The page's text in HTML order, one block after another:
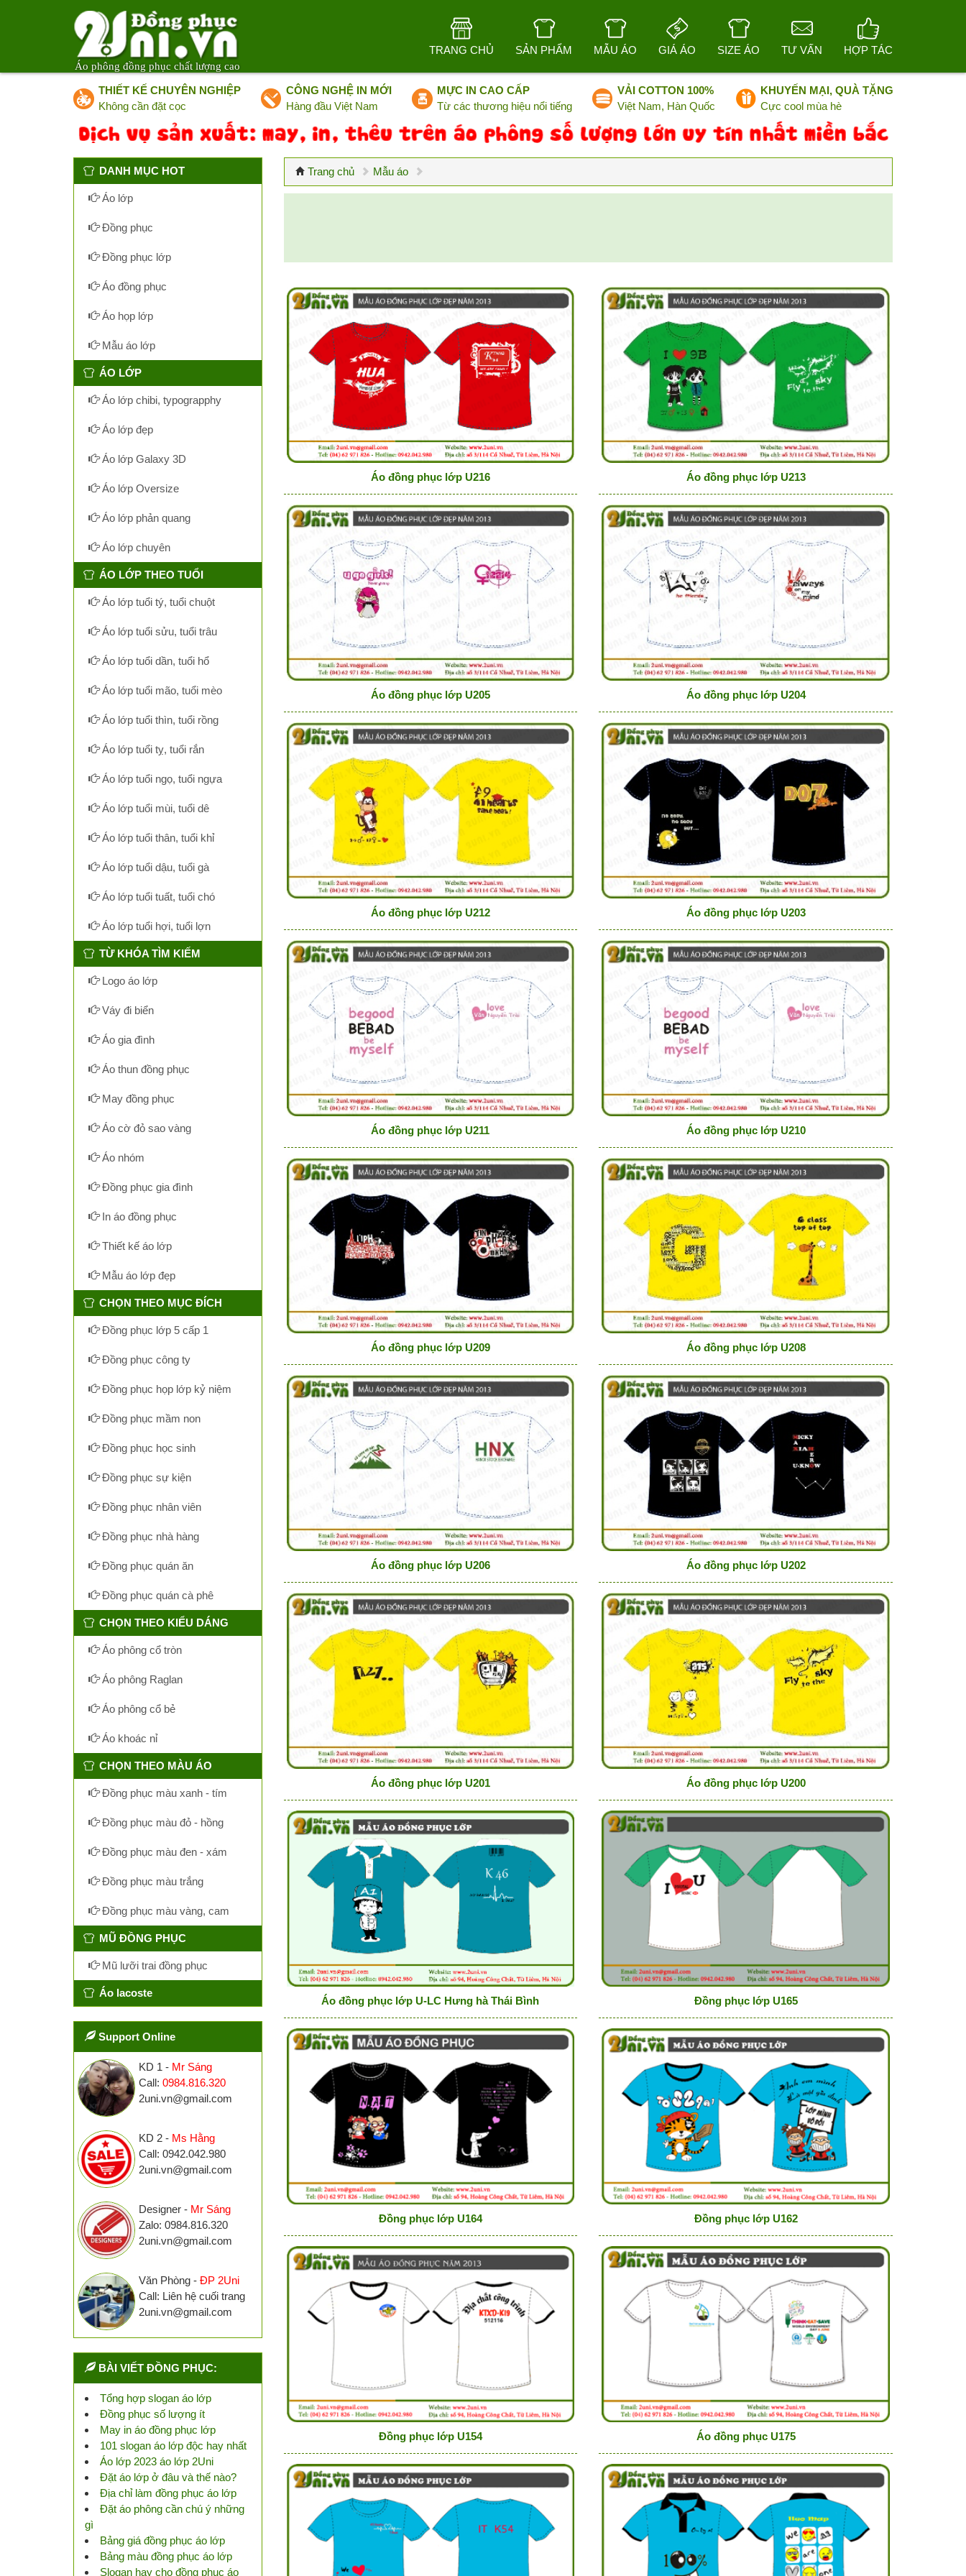
Áo phông đồng phục chất lượng cao
TRANG CHỦ SẢN PHẨM MẪU ÁO GIÁ ÁO SIZE ÁO TƯ VẤN HỢP TÁC
THIẾT KẾ CHUYÊN NGHIỆP
Không cần đặt cọc
CÔNG NGHỆ IN MỚI
Hàng đầu Việt Nam
MỰC IN CAO CẤP
Từ các thương hiệu nổi tiếng
VẢI COTTON 100%
Việt Nam, Hàn Quốc
KHUYẾN MẠI, QUÀ TẶNG
Cực cool mùa hè
Trang chủ Mẫu áo
Áo đồng phục lớp U216 Áo đồng phục lớp U213
Áo đồng phục lớp U205 Áo đồng phục lớp U204
Áo đồng phục lớp U212 Áo đồng phục lớp U203
Áo đồng phục lớp U211 Áo đồng phục lớp U210
Áo đồng phục lớp U209 Áo đồng phục lớp U208
Áo đồng phục lớp U206 Áo đồng phục lớp U202
Áo đồng phục lớp U201 Áo đồng phục lớp U200
Áo đồng phục lớp U-LC Hưng hà Thái Bình Đồng phục lớp U165
Đồng phục lớp U164 Đồng phục lớp U162
Đồng phục lớp U154 Áo đồng phục U175
DANH MỤC HOT
Áo lớp
Đồng phục
Đồng phục lớp
Áo đồng phục
Áo họp lớp
Mẫu áo lớp
ÁO LỚP
Áo lớp chibi, typograpphy
Áo lớp đẹp
Áo lớp Galaxy 3D
Áo lớp Oversize
Áo lớp phản quang
Áo lớp chuyên
ÁO LỚP THEO TUỔI
Áo lớp tuổi tý, tuổi chuột
Áo lớp tuổi sửu, tuổi trâu
Áo lớp tuổi dần, tuổi hổ
Áo lớp tuổi mão, tuổi mèo
Áo lớp tuổi thìn, tuổi rồng
Áo lớp tuổi tỵ, tuổi rắn
Áo lớp tuổi ngọ, tuổi ngựa
Áo lớp tuổi mùi, tuổi dê
Áo lớp tuổi thân, tuổi khỉ
Áo lớp tuổi dậu, tuổi gà
Áo lớp tuổi tuất, tuổi chó
Áo lớp tuổi hợi, tuổi lợn
TỪ KHÓA TÌM KIẾM
Logo áo lớp
Váy đi biển
Áo gia đình
Áo thun đồng phục
May đồng phục
Áo cờ đỏ sao vàng
Áo nhóm
Đồng phục gia đình
In áo đồng phục
Thiết kế áo lớp
Mẫu áo lớp đẹp
CHỌN THEO MỤC ĐÍCH
Đồng phục lớp 5 cấp 1
Đồng phục công ty
Đồng phục họp lớp kỷ niệm
Đồng phục mầm non
Đồng phục học sinh
Đồng phục sự kiện
Đồng phục nhân viên
Đồng phục nhà hàng
Đồng phục quán ăn
Đồng phục quán cà phê
CHỌN THEO KIỂU DÁNG
Áo phông cổ tròn
Áo phông Raglan
Áo phông cổ bẻ
Áo khoác nỉ
CHỌN THEO MÀU ÁO
Đồng phục màu xanh - tím
Đồng phục màu đỏ - hồng
Đồng phục màu đen - xám
Đồng phục màu trắng
Đồng phục màu vàng, cam
MŨ ĐỒNG PHỤC
Mũ lưỡi trai đồng phục
Áo lacoste
Support Online
KD 1 - Mr Sáng
Call: 0984.816.320
2uni.vn@gmail.com
KD 2 - Ms Hằng
Call: 0942.042.980
2uni.vn@gmail.com
Designer - Mr Sáng
Zalo: 0984.816.320
2uni.vn@gmail.com
Văn Phòng - ĐP 2Uni
Call: Liên hệ cuối trang
2uni.vn@gmail.com
BÀI VIẾT ĐỒNG PHỤC:
Tổng hợp slogan áo lớp
Đồng phục số lượng ít
May in áo đồng phục lớp
101 slogan áo lớp độc hay nhất
Áo lớp 2023 áo lớp 2Uni
Đặt áo lớp ở đâu và thế nào?
Địa chỉ làm đồng phục áo lớp
Đặt áo phông cần chú ý những
gì
Bảng giá đồng phục áo lớp
Bảng màu đồng phục áo lớp
Slogan hay cho đồng phục áo